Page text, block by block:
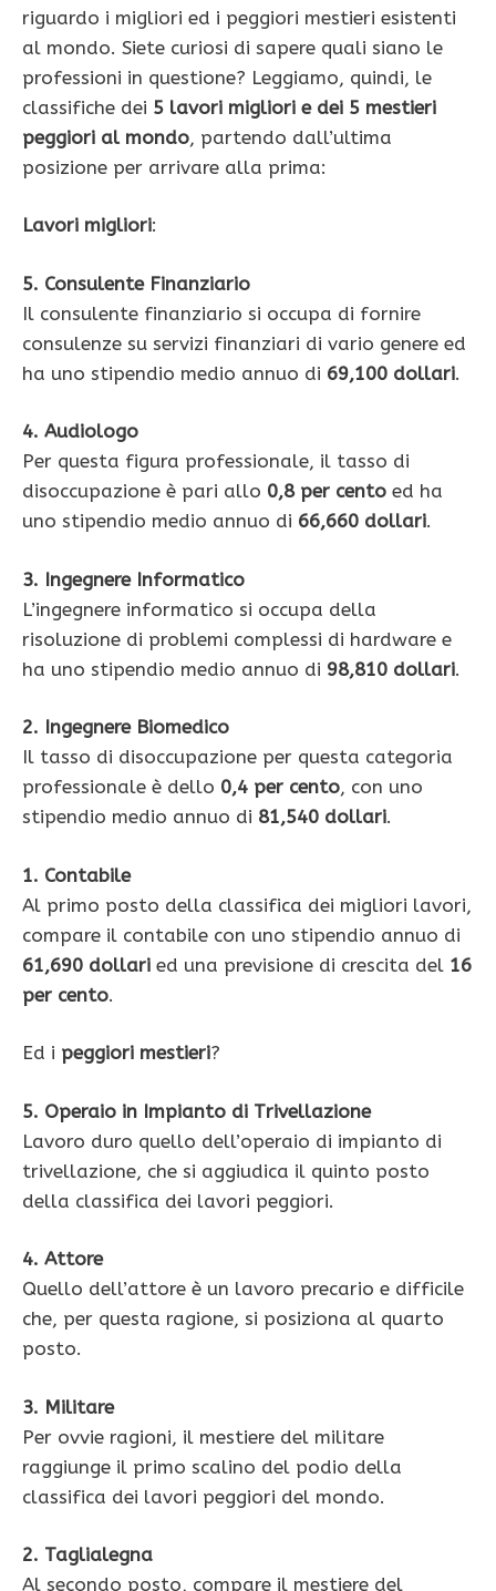
riguardo i migliori ed i peggiori mestieri esistenti
al mondo. Siete curiosi di sapere quali siano le
professioni in questione? Leggiamo, quindi, le
classifiche dei 5 lavori migliori e dei 5 mestieri
peggiori al mondo, partendo dall’ultima
posizione per arrivare alla prima:
Lavori migliori:
5. Consulente Finanziario
Il consulente finanziario si occupa di fornire
consulenze su servizi finanziari di vario genere ed
ha uno stipendio medio annuo di 69,100 dollari.
4. Audiologo
Per questa figura professionale, il tasso di
disoccupazione è pari allo 0,8 per cento ed ha
uno stipendio medio annuo di 66,660 dollari.
3. Ingegnere Informatico
L’ingegnere informatico si occupa della
risoluzione di problemi complessi di hardware e
ha uno stipendio medio annuo di 98,810 dollari.
2. Ingegnere Biomedico
Il tasso di disoccupazione per questa categoria
professionale è dello 0,4 per cento, con uno
stipendio medio annuo di 81,540 dollari.
1. Contabile
Al primo posto della classifica dei migliori lavori,
compare il contabile con uno stipendio annuo di
61,690 dollari ed una previsione di crescita del 16
per cento.
Ed i peggiori mestieri?
5. Operaio in Impianto di Trivellazione
Lavoro duro quello dell’operaio di impianto di
trivellazione, che si aggiudica il quinto posto
della classifica dei lavori peggiori.
4. Attore
Quello dell’attore è un lavoro precario e difficile
che, per questa ragione, si posiziona al quarto
posto.
3. Militare
Per ovvie ragioni, il mestiere del militare
raggiunge il primo scalino del podio della
classifica dei lavori peggiori del mondo.
2. Taglialegna
Al secondo posto, compare il mestiere del